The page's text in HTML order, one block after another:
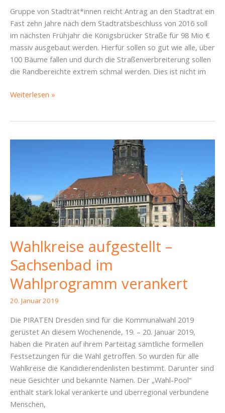
Gruppe von Stadträt*innen reicht Antrag an den Stadtrat ein
Fast zehn Jahre nach dem Stadtratsbeschluss von 2016 soll
im nächsten Frühjahr die Königsbrücker Straße für 98 Mio €
massiv ausgebaut werden. Hierfür sollen so gut wie alle, über
100 Bäume fallen und durch die Straßenverbreiterung sollen
die Randbereichte extrem schmal werden. Dies ist nicht im
Königsbrücker
Weiterlesen »
Wahlkreise aufgestellt –
Sachsenbad im
Wahlprogramm verankert
20. Januar 2019
Die PIRATEN Dresden sind für die Kommunalwahl 2019
gerüstet An diesem Wochenende, 19. – 20. Januar 2019,
haben die Piraten auf ihrem Parteitag sämtliche formellen
Festsetzungen für die Wahl getroffen. So wurden für alle
Wahlkreise die Kandidierendenlisten bestimmt. Darunter sind
neue Gesichter und bekannte Namen. Der „Wahl-Pool“
enthält stark lokal verankerte und überregional verbundene
Menschen,